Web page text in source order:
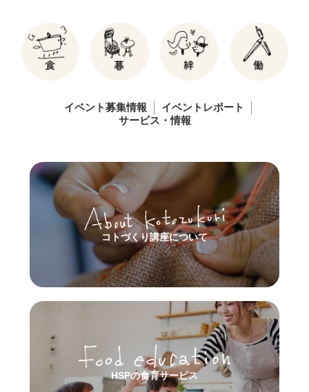
イベント募集情報
イベントレポート
サービス・情報
コトづくり講座について
HSPの食育サービス